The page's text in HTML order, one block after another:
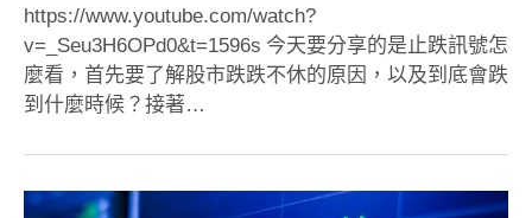
https://www.youtube.com/watch?
v=_Seu3H6OPd0&t=1596s 今天要分享的是止跌訊號怎
麼看，首先要了解股市跌跌不休的原因，以及到底會跌
到什麼時候？接著…